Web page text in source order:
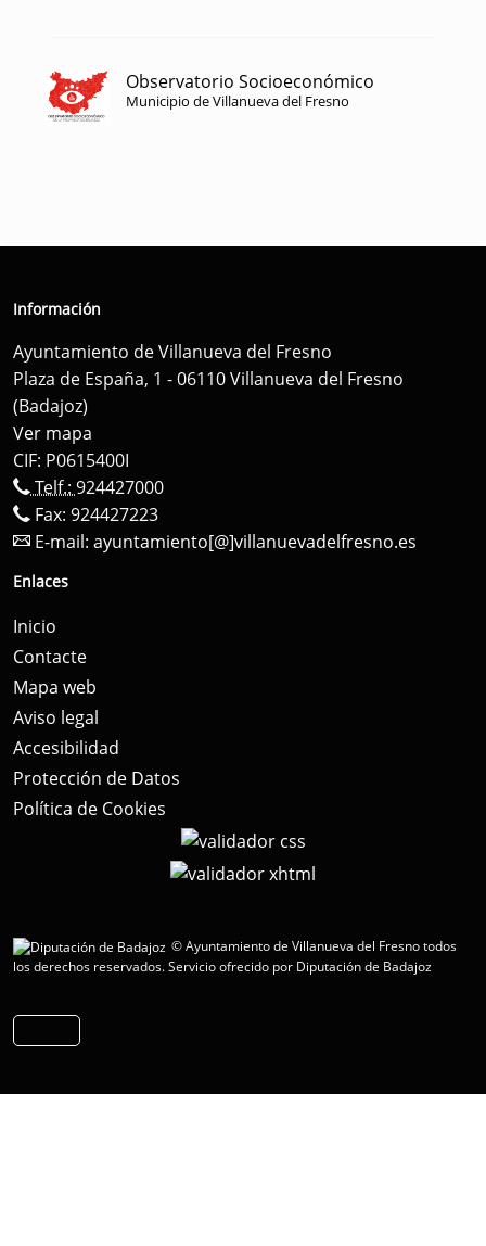
Observatorio Socioeconómico
Municipio de Villanueva del Fresno
Información
Ayuntamiento de Villanueva del Fresno
Plaza de España, 1 - 06110 Villanueva del Fresno
(Badajoz)
Ver mapa
CIF: P0615400I
Telf.: 924427000
Fax: 924427223
E-mail: ayuntamiento[@]villanuevadelfresno.es
Enlaces
Inicio
Contacte
Mapa web
Aviso legal
Accesibilidad
Protección de Datos
Política de Cookies
© Ayuntamiento de Villanueva del Fresno todos
los derechos reservados.Servicio ofrecido por Diputación de Badajoz